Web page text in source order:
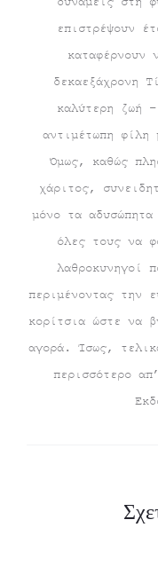
επιστρέψουν
καταφέρνουν
δεκαεξάχρονη
καλύτερη ζωή
αντιμέτωπη
Όμως, καθώς
χάριτος,
μόνο τα
όλες τους να
λαθροκυνηγοί
περιμένοντας την
κορίτσια ώστε να
αγορά. Ίσως,
περισσότερο